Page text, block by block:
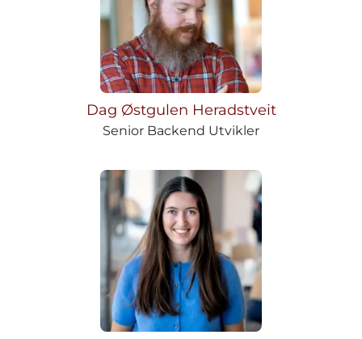
Dag Østgulen Heradstveit
Senior Backend Utvikler